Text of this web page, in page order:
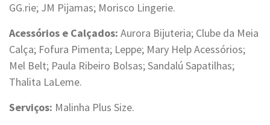
GG.rie; JM Pijamas; Morisco Lingerie.
Acessórios e Calçados: Aurora Bijuteria; Clube da Meia
Calça; Fofura Pimenta; Leppe; Mary Help Acessórios;
Mel Belt; Paula Ribeiro Bolsas; Sandalú Sapatilhas;
Thalita LaLeme.
Serviços: Malinha Plus Size.